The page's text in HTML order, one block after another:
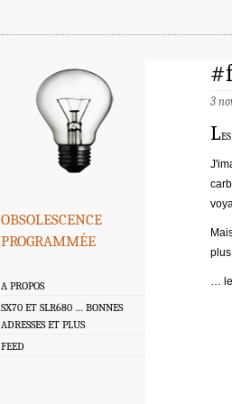
obsolescence
programmée
A PROPOS
SX70 ET SLR680 … BONNES
ADRESSES ET PLUS
FEED
3
L
…